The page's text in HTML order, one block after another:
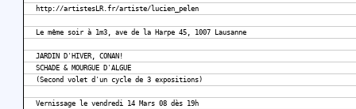
http://artistesLR.fr/artiste/lucien_pelen
Le même soir à 1m3, ave de la Harpe 45, 1007 Lausanne
JARDIN D'HIVER, CONAN!
SCHADE & MOURGUE D'ALGUE
(Second volet d'un cycle de 3 expositions)
Vernissage le vendredi 14 Mars 08 dès 19h